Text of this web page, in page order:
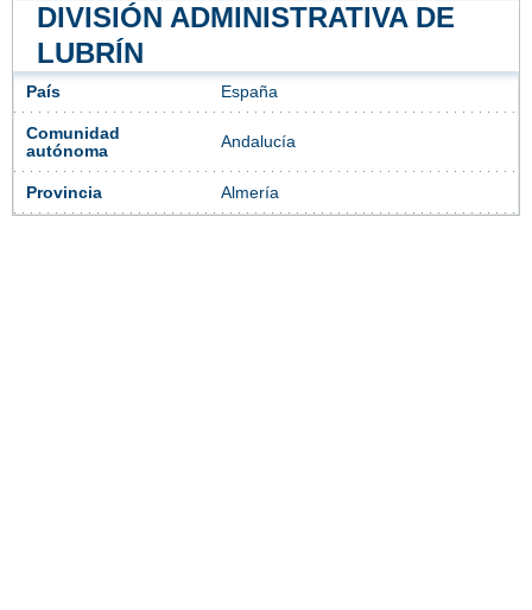
DIVISIÓN ADMINISTRATIVA DE
LUBRÍN
País España
Comunidad
autónoma
Andalucía
Provincia Almería